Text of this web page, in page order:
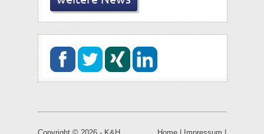
Sie suchen einen
abwechslungsreichen und
Jetzt online bewerben!
Copyright © 2026 - K&H Home | Impressum |